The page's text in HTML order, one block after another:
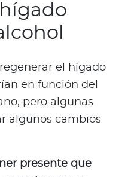
el hígado
en función del
pero algunas
algunos cambios
presente que